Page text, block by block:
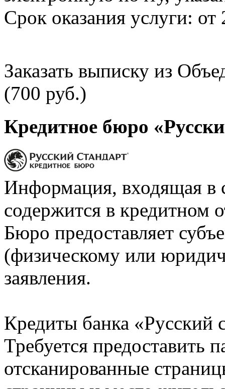
Срок оказания услуги: от
Заказать выписку из
(700 руб.)
Кредитное бюро
Информация, входящая в
содержится в кредитном
Бюро предоставляет
(физическому или
заявления.
Кредиты банка «Русский
Требуется предоставить
отсканированные